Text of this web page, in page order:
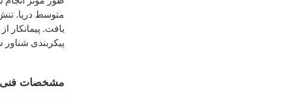
متوسط دریا.
یافت. پیمانکار
پیکربندی شناور
مشخصات فنی